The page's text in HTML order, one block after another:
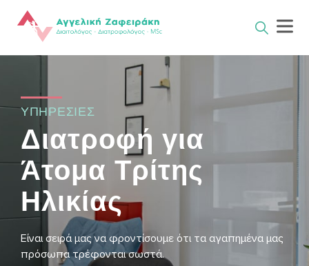
ΥΠΗΡΕΣΙΕΣ
Διατροφή για
Άτομα Τρίτης
Ηλικίας
Είναι σειρά μας να φροντίσουμε ότι τα αγαπημένα μας
πρόσωπα τρέφονται σωστά.